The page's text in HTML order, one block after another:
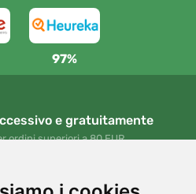
97%
e gratuitamente
ordini superiori a 80 EUR
il tuo ordine in qualsiasi momento